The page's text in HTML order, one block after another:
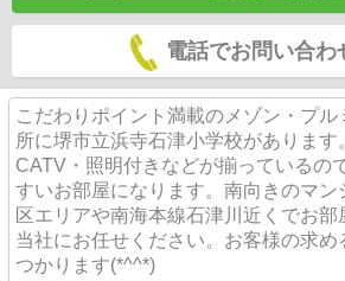
電話でお問い合わ
こだわりポイント満載のメゾン・プ
所に堺市立浜寺石津小学校があります
CATV・照明付きなどが揃っているの
すいお部屋になります。南向きのマン
区エリアや南海本線石津川近くでお部
当社にお任せください。お客様の求め
つかります(*^^*)